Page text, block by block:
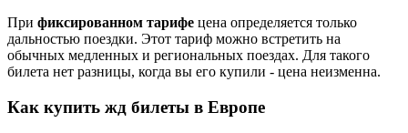
При фиксированном тарифе цена определяется только
дальностью поездки. Этот тариф можно встретить на
обычных медленных и региональных поездах. Для такого
билета нет разницы, когда вы его купили - цена неизменна.
Как купить жд билеты в Европе